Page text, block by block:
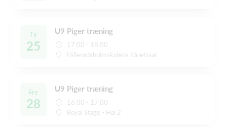
Tir
25
U9 Piger træning
17:00 - 18:00
Hillerødsholmskolens Idrætssal
Fre
28
U9 Piger træning
16:00 - 17:00
Royal Stage - Hal 2